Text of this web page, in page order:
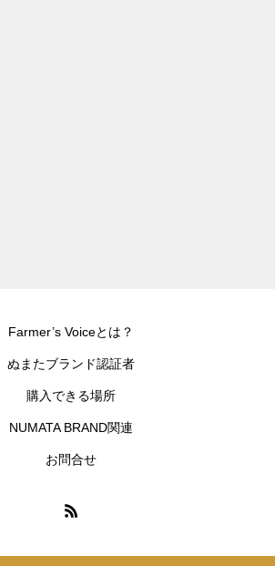
Farmer’s Voiceとは？
ぬまたブランド認証者
購入できる場所
NUMATA BRAND関連
お問合せ